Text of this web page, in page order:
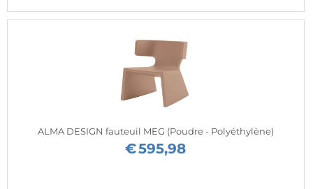
ALMA DESIGN fauteuil MEG (Poudre - Polyéthylène)
€595,98